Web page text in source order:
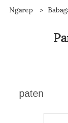
Ngarep >
paten